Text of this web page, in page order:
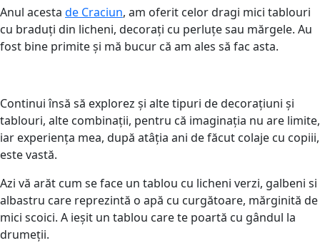
Anul acesta de Craciun, am oferit celor dragi mici tablouri
cu braduți din licheni, decorați cu perluțe sau mărgele. Au
fost bine primite și mă bucur că am ales să fac asta.
Continui însă să explorez și alte tipuri de decorațiuni și
tablouri, alte combinații, pentru că imaginația nu are limite,
iar experiența mea, după atâția ani de făcut colaje cu copiii,
este vastă.
Azi vă arăt cum se face un tablou cu licheni verzi, galbeni si
albastru care reprezintă o apă cu curgătoare, mărginită de
mici scoici. A ieșit un tablou care te poartă cu gândul la
drumeții.